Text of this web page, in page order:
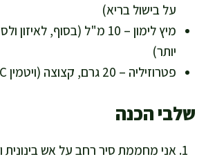
על בישול בריא)
מיץ לימון – 10 מ"ל (בסוף,
יותר)
פטרוזיליה – 20 גרם, קצוצה (ויטמין C וחיות ירוקה)
שלבי הכנה
אני מחממת סיר רחב על אש בינונית